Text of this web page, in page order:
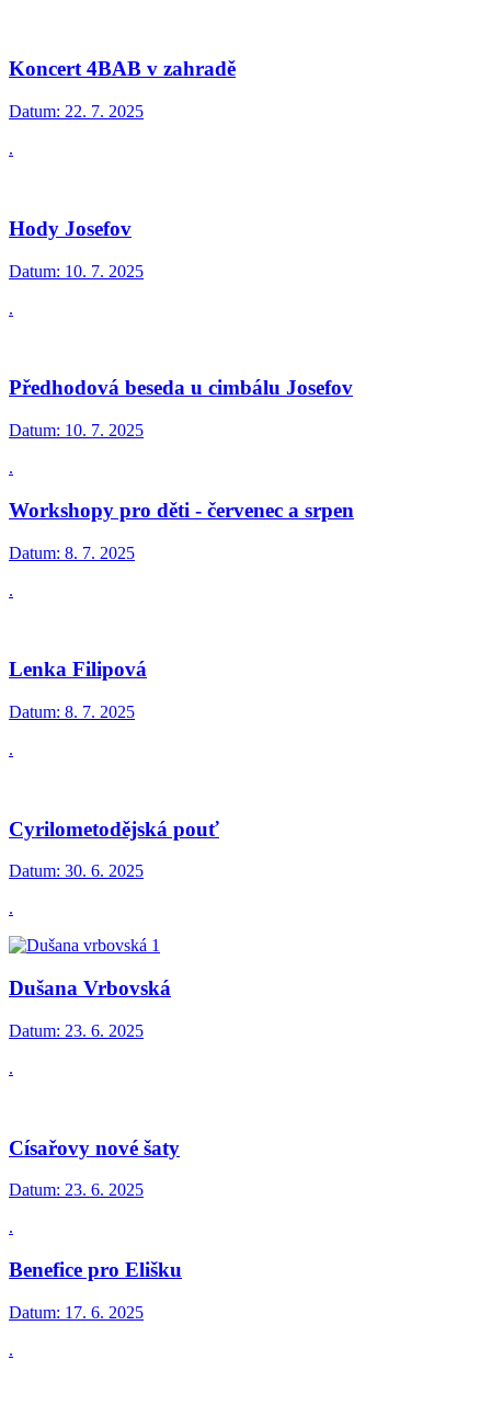
Koncert 4BAB v zahradě
Datum: 22. 7. 2025
.
Hody Josefov
Datum: 10. 7. 2025
.
Předhodová beseda u cimbálu Josefov
Datum: 10. 7. 2025
.
Workshopy pro děti - červenec a srpen
Datum: 8. 7. 2025
.
Lenka Filipová
Datum: 8. 7. 2025
.
Cyrilometodějská pouť
Datum: 30. 6. 2025
.
Dušana Vrbovská
Datum: 23. 6. 2025
.
Císařovy nové šaty
Datum: 23. 6. 2025
.
Benefice pro Elišku
Datum: 17. 6. 2025
.